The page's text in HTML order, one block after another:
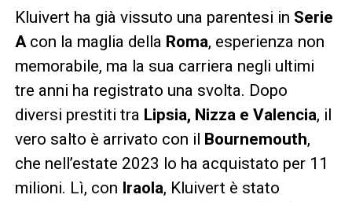
Kluivert ha già vissuto una parentesi in Serie
Acon la maglia della Roma, esperienza non
memorabile, ma la sua carriera negli ultimi
tre anni ha registrato una svolta. Dopo
diversi prestiti tra Lipsia, Nizza e Valencia, il
vero salto è arrivato con il
Bournemouth,
che nell’estate 2023 lo ha acquistato per 11
milioni. Lì, con Iraola, Kluivert è stato